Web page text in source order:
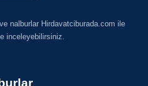
nalburlar Hirdavatciburada.com ile
inceleyebilirsiniz.